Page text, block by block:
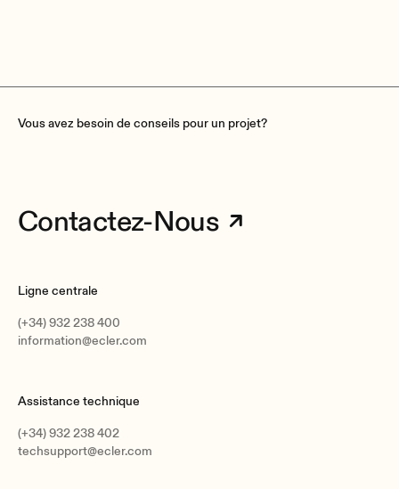
Vous avez besoin de conseils pour un projet?
Contactez-Nous
Ligne centrale
(+34) 932 238 400
information@ecler.com
Assistance technique
(+34) 932 238 402
techsupport@ecler.com